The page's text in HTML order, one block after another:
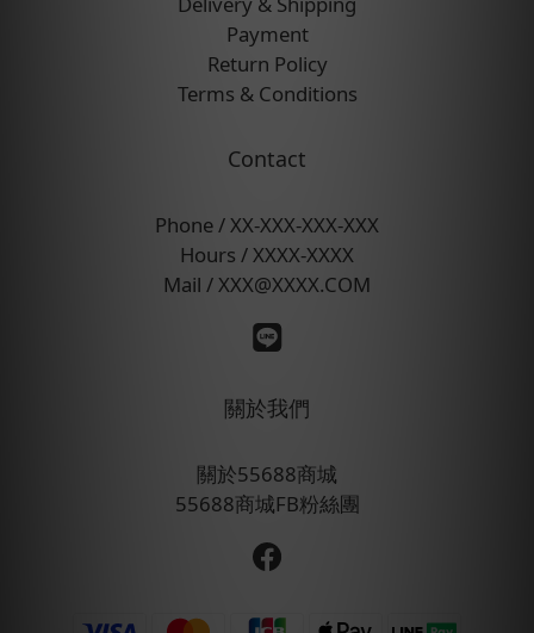
Payment
Return Policy
Terms & Conditions
Contact
Phone / XX-XXX-XXX-XXX
Hours / XXXX-XXXX
Mail / XXX@XXXX.COM
關於我們
關於55688商城
55688商城FB粉絲團